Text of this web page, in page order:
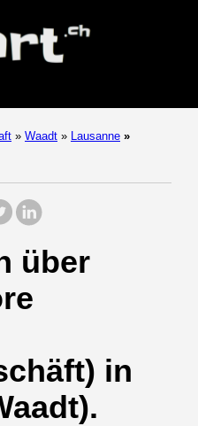
» Waadt » Lausanne »
über
in